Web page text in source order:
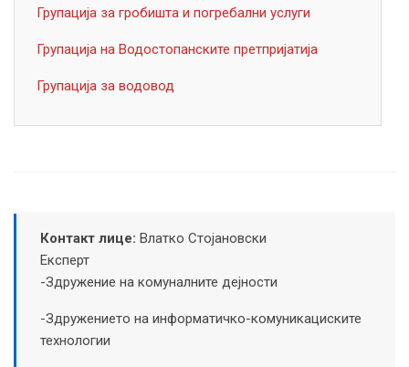
Групација за гробишта и погребални услуги
Групација на Водостопанските претпријатија
Групација за водовод
Контакт лице: Влатко Стојановски
Експерт
-Здружение на комуналните дејности
-Здружението на информатичко-комуникациските
технологии